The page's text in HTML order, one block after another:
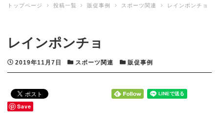
トップページ 投稿一覧 販促事例 スポーツ関連 レインポンチョ
レインポンチョ
投稿日
2019年11月7日 カテゴリー
スポーツ関連 カテゴリー
販促事例
Save